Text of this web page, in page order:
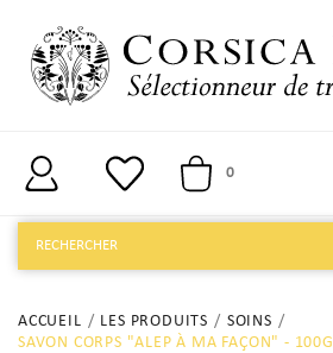
0
ACCUEIL LES PRODUITS
SOINS
SAVON CORPS "ALEP À MA FAÇON" - 100G